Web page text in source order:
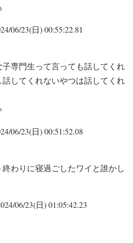
06/23(日) 00:55:22.81
専門生って言っても話してくれ
してくれないやつは話してくれ
06/23(日) 00:51:52.08
わりに寝過ごしたワイと誰かし
06/23(日) 01:05:42.23